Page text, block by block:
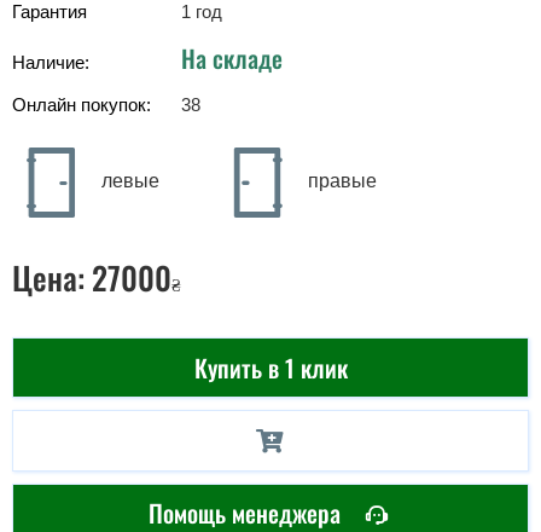
Гарантия
1 год
Наличие: На складе
Онлайн покупок: 38
левые правые
Цена: 27000₴
Купить в 1 клик
Помощь менеджера